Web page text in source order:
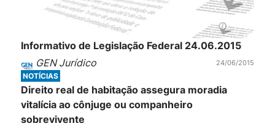
Informativo de Legislação Federal 24.06.2015
GEN Jurídico
24/06/2015
NOTÍCIAS
Direito real de habitação assegura moradia
vitalícia ao cônjuge ou companheiro
sobrevivente